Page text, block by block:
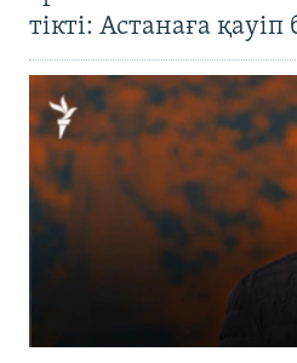
тікті: Астанаға қауіп